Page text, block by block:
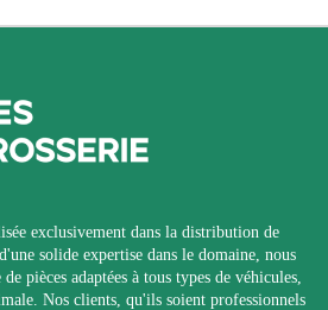
exclusivement dans la distribution de
solide expertise dans le domaine, nous
pièces adaptées à tous types de véhicules,
Nos clients, qu'ils soient professionnels